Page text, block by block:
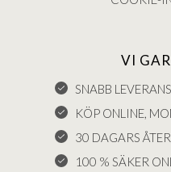
VI
SNABB
KÖP ONLINE,
30 DAGARS
100 % SÄKER